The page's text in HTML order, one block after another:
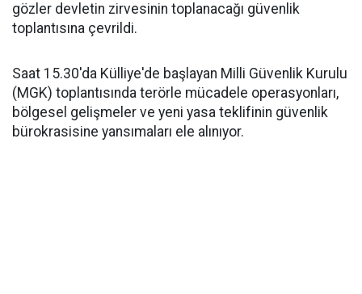
gözler devletin zirvesinin toplanacağı güvenlik
toplantısına çevrildi.
Saat 15.30'da Külliye'de başlayan Milli Güvenlik Kurulu
(MGK) toplantısında terörle mücadele operasyonları,
bölgesel gelişmeler ve yeni yasa teklifinin güvenlik
bürokrasisine yansımaları ele alınıyor.